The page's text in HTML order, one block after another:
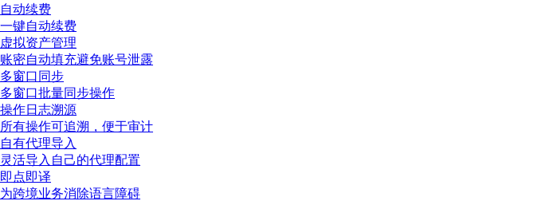
自动续费
一键自动续费
虚拟资产管理
账密自动填充避免账号泄露
多窗口同步
多窗口批量同步操作
操作日志溯源
所有操作可追溯，便于审计
自有代理导入
灵活导入自己的代理配置
即点即译
为跨境业务消除语言障碍